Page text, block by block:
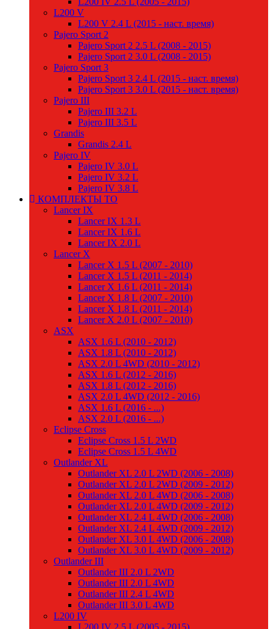
L200 V
L200 V 2.4 L (2015 - наст. время)
Pajero Sport 2
Pajero Sport 2 2.5 L (2008 - 2015)
Pajero Sport 2 3.0 L (2008 - 2015)
Pajero Sport 3
Pajero Sport 3 2.4 L (2015 - наст. время)
Pajero Sport 3 3.0 L (2015 - наст. время)
Pajero III
Pajero III 3.2 L
Pajero III 3.5 L
Grandis
Grandis 2.4 L
Pajero IV
Pajero IV 3.0 L
Pajero IV 3.2 L
Pajero IV 3.8 L
КОМПЛЕКТЫ ТО
Lancer IX
Lancer IX 1.3 L
Lancer IX 1.6 L
Lancer IX 2.0 L
Lancer X
Lancer X 1.5 L (2007 - 2010)
Lancer X 1.5 L (2011 - 2014)
Lancer X 1.6 L (2011 - 2014)
Lancer X 1.8 L (2007 - 2010)
Lancer X 1.8 L (2011 - 2014)
Lancer X 2.0 L (2007 - 2010)
ASX
ASX 1.6 L (2010 - 2012)
ASX 1.8 L (2010 - 2012)
ASX 2.0 L 4WD (2010 - 2012)
ASX 1.6 L (2012 - 2016)
ASX 1.8 L (2012 - 2016)
ASX 2.0 L 4WD (2012 - 2016)
ASX 1.6 L (2016 - ...)
ASX 2.0 L (2016 - ...)
Eclipse Cross
Eclipse Cross 1.5 L 2WD
Eclipse Cross 1.5 L 4WD
Outlander XL
Outlander XL 2.0 L 2WD (2006 - 2008)
Outlander XL 2.0 L 2WD (2009 - 2012)
Outlander XL 2.0 L 4WD (2006 - 2008)
Outlander XL 2.0 L 4WD (2009 - 2012)
Outlander XL 2.4 L 4WD (2006 - 2008)
Outlander XL 2.4 L 4WD (2009 - 2012)
Outlander XL 3.0 L 4WD (2006 - 2008)
Outlander XL 3.0 L 4WD (2009 - 2012)
Outlander III
Outlander III 2.0 L 2WD
Outlander III 2.0 L 4WD
Outlander III 2.4 L 4WD
Outlander III 3.0 L 4WD
L200 IV
L200 IV 2.5 L (2005 - 2015)